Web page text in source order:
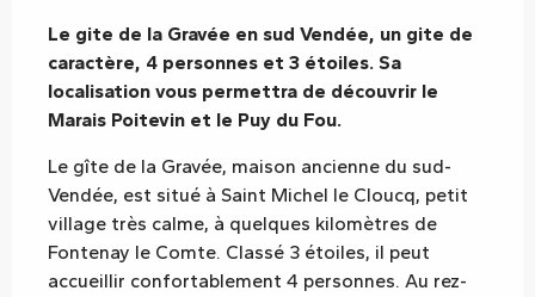
Le gite de la Gravée en sud Vendée, un gite de
caractère, 4 personnes et 3 étoiles. Sa
localisation vous permettra de découvrir le
Marais Poitevin et le Puy du Fou.
Le gîte de la Gravée, maison ancienne du sud-
Vendée, est situé à Saint Michel le Cloucq, petit
village très calme, à quelques kilomètres de
Fontenay le Comte. Classé 3 étoiles, il peut
accueillir confortablement 4 personnes. Au rez-